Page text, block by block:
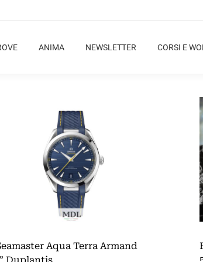
ANIMA NEWSLETTER CORSI E
Aqua Terra Armand